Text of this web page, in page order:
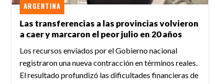
Las transferencias a las provincias volvieron
a caer y marcaron el peor julio en 20 años
ARGENTINA
Los recursos enviados por el Gobierno nacional
registraron una nueva contracción en términos reales.
El resultado profundizó las dificultades financieras de